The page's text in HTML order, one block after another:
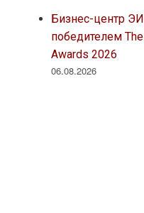
Бизнес-центр
победителем
Awards 2026
06.08.2026